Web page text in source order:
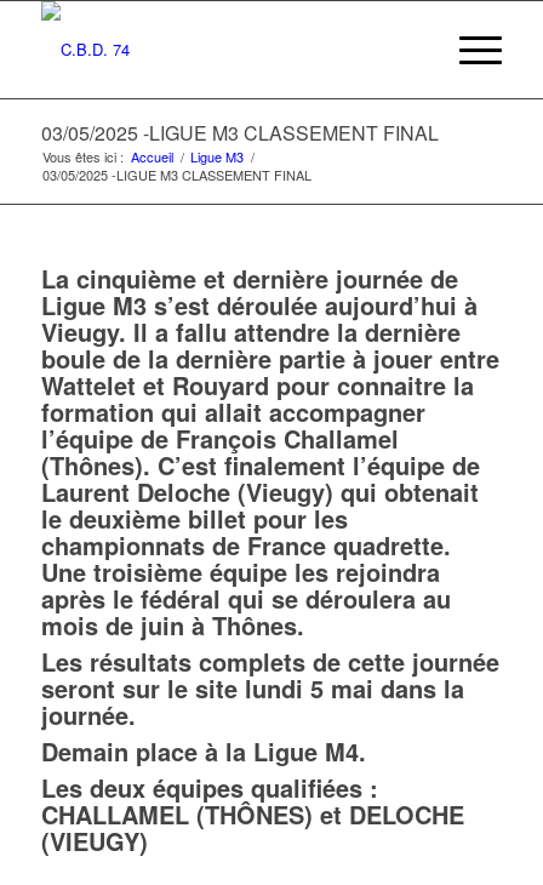
03/05/2025 -LIGUE M3 CLASSEMENT FINAL
Vous êtes ici : Accueil / Ligue M3 /
03/05/2025 -LIGUE M3 CLASSEMENT FINAL
La cinquième et dernière journée de
Ligue M3 s’est déroulée aujourd’hui à
Vieugy. Il a fallu attendre la dernière
boule de la dernière partie à jouer entre
Wattelet et Rouyard pour connaitre la
formation qui allait accompagner
l’équipe de François Challamel
(Thônes). C’est finalement l’équipe de
Laurent Deloche (Vieugy) qui obtenait
le deuxième billet pour les
championnats de France quadrette.
Une troisième équipe les rejoindra
après le fédéral qui se déroulera au
mois de juin à Thônes.
Les résultats complets de cette journée
seront sur le site lundi 5 mai dans la
journée.
Demain place à la Ligue M4.
Les deux équipes qualifiées :
CHALLAMEL (THÔNES) et DELOCHE
(VIEUGY)